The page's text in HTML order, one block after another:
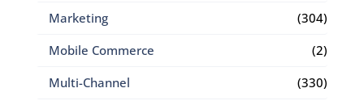
Marketing
(304)
Mobile Commerce
(2)
Multi-Channel
(330)